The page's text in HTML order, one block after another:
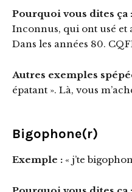
Pourquoi vous dites ça :
Inconnus, qui ont usé et
Dans les années 80.
Autres exemples
épatant ». Là, vous
Bigophone(r)
Exemple : « j’te